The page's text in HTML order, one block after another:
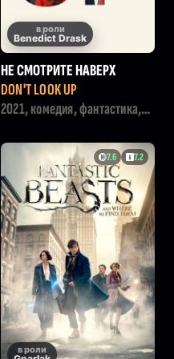
в роли
Benedict Drask
НЕ СМОТРИТЕ НАВЕРХ
DON'T LOOK UP
2021, комедия, фантастика,
7.6 7.2
в роли